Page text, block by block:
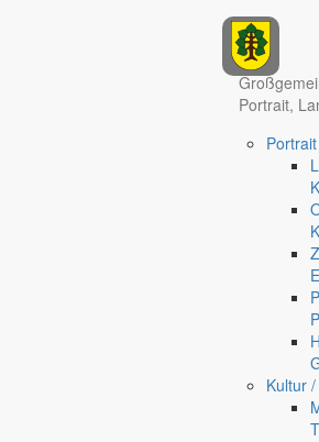
Portrait,
Portrait
Kultur